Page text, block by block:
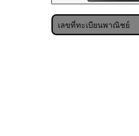
เลขที่ทะเบียนพาณิชย์